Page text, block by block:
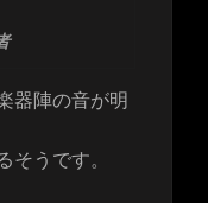
器陣の音が明
そうです。